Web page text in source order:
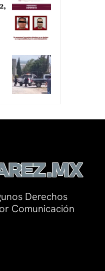
Derechos
Comunicación